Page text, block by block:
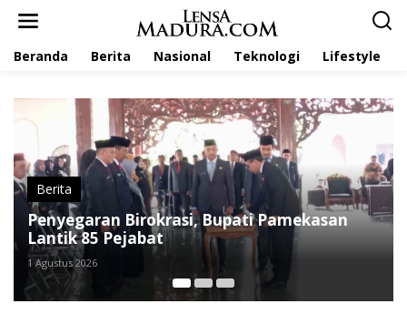
Beranda Berita Nasional Teknologi Lifestyle
Berita
Bupati Pamekasan Ajak AJP Perkuat Budaya
Literasi Lewat Kegiatan Ilmiah
28 Juli 2026